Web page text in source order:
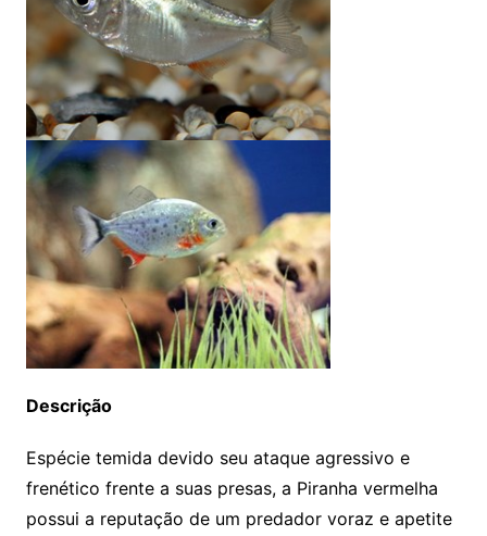
Descrição
Espécie temida devido seu ataque agressivo e
frenético frente a suas presas, a Piranha vermelha
possui a reputação de um predador voraz e apetite